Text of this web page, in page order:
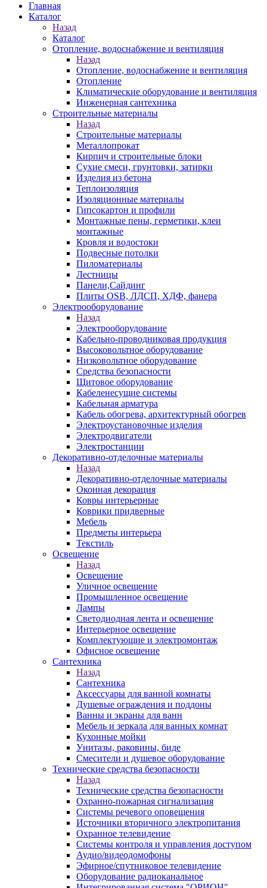
Главная
Каталог
Назад
Каталог
Отопление, водоснабжение и вентиляция
Назад
Отопление, водоснабжение и вентиляция
Отопление
Климатические оборудование и вентиляция
Инженерная сантехника
Строительные материалы
Назад
Строительные материалы
Металлопрокат
Кирпич и строительные блоки
Сухие смеси, грунтовки, затирки
Изделия из бетона
Теплоизоляция
Изоляционные материалы
Гипсокартон и профили
Монтажные пены, герметики, клеи
монтажные
Кровля и водостоки
Подвесные потолки
Пиломатериалы
Лестницы
Панели,Сайдинг
Плиты OSB, ЛДСП, ХДФ, фанера
Электрооборудование
Назад
Электрооборудование
Кабельно-проводниковая продукция
Высоковольтное оборудование
Низковольтное оборудование
Средства безопасности
Щитовое оборудование
Кабеленесущие системы
Кабельная арматура
Кабель обогрева, архитектурный обогрев
Электроустановочные изделия
Электродвигатели
Электростанции
Декоративно-отделочные материалы
Назад
Декоративно-отделочные материалы
Оконная декорация
Ковры интерьерные
Коврики придверные
Мебель
Предметы интерьера
Текстиль
Освещение
Назад
Освещение
Уличное освещение
Промышленное освещение
Лампы
Светодиодная лента и освещение
Интерьерное освещение
Комплектующие и электромонтаж
Офисное освещение
Сантехника
Назад
Сантехника
Аксессуары для ванной комнаты
Душевые ограждения и поддоны
Ванны и экраны для ванн
Мебель и зеркала для ванных комнат
Кухонные мойки
Унитазы, раковины, биде
Смесители и душевое оборудование
Технические средства безопасности
Назад
Технические средства безопасности
Охранно-пожарная сигнализация
Системы речевого оповещения
Источники вторичного электропитания
Охранное телевидение
Системы контроля и управления доступом
Аудио/видеодомофоны
Эфирное/спутниковое телевидение
Оборудование радиоканальное